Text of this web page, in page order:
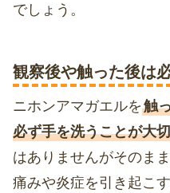
でしょう。
観察後や触った後は
ニホンアマガエルを 触
必ず手を洗うことが大切
はありませんがそのま
痛みや炎症を引き起こ